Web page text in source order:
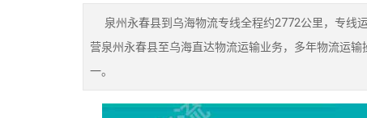
泉州永春县到乌海物流专线全程约2772公里，专线
营泉州永春县至乌海直达物流运输业务，多年物流运
一。